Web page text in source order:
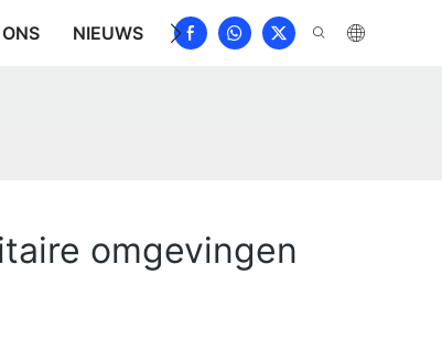
NIEUWS DOWNLOAD NEEM
omgevingen